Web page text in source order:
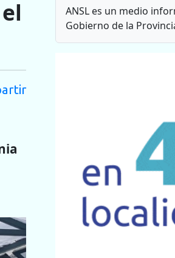
ANSL es un medio
Gobierno de la